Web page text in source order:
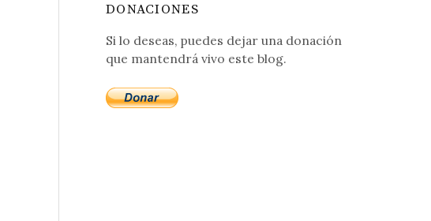
DONACIONES
Si lo deseas, puedes dejar una donación
que mantendrá vivo este blog.